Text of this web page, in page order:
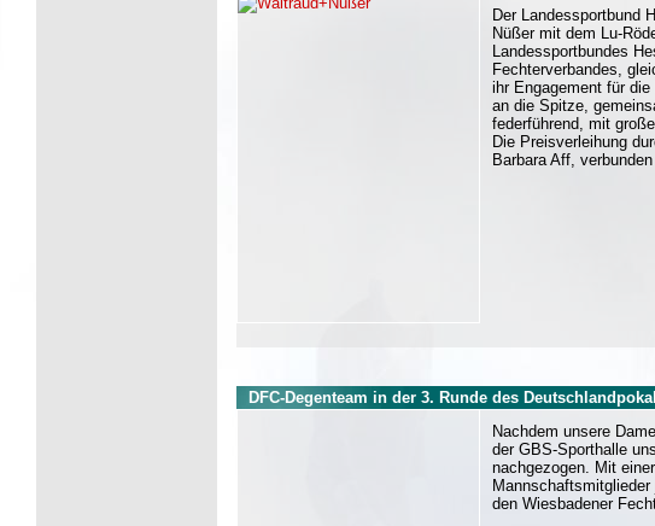
Der Landessportbund
Nüßer mit dem Lu-
Landessportbundes
Fechterverbandes,
ihr Engagement für
an die Spitze,
federführend, mit
Die Preisverleihung
Barbara Aff,
DFC-Degenteam in der 3. Runde des
Nachdem unsere
der GBS-Sporthalle
nachgezogen. Mit
den Wiesbadener